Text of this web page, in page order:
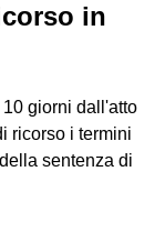
in
giorni dall'atto
ricorso i termini
sentenza di